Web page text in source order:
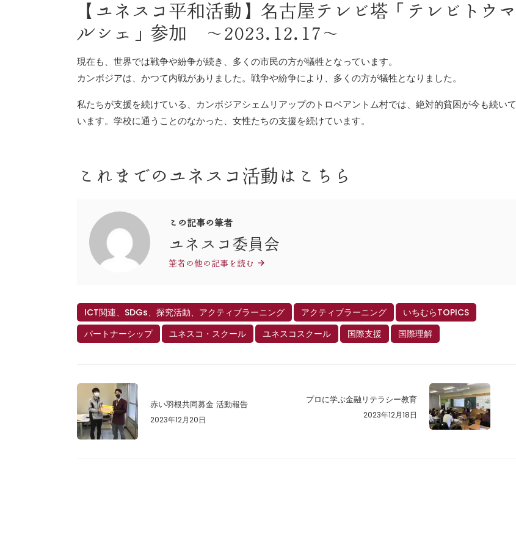
【ユネスコ平和活動】名古屋テレビ塔「テレビトウマ
ルシェ」参加 〜2023.12.17〜
現在も、世界では戦争や紛争が続き、多くの市民の方が犠牲となっています。
カンボジアは、かつて内戦がありました。戦争や紛争により、多くの方が犠牲となりました。
私たちが支援を続けている、カンボジアシェムリアップのトロペアントム村では、絶対的貧困が今も続いて
います。学校に通うことのなかった、女性たちの支援を続けています。
これまでのユネスコ活動はこちら
この記事の筆者
ユネスコ委員会
筆者の他の記事を読む
ICT関連、SDGs、探究活動、アクティブラーニング アクティブラーニング
いちむらTOPICS
パートナーシップ
ユネスコ・スクール ユネスコスクール 国際支援 国際理解
赤い羽根共同募金 活動報告
2023年12月20日
プロに学ぶ金融リテラシー教育
2023年12月18日